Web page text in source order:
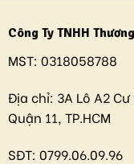
Công Ty TNHH
MST: 0318058788
Địa chỉ: 3A Lô A2
Quận 11, TP.HCM
SĐT: 0799.06.09.96